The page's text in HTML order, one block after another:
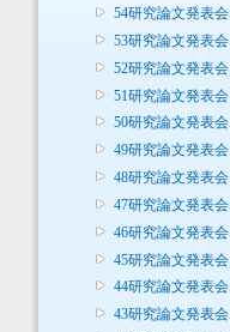
54研究論文発表会
53研究論文発表会
52研究論文発表会
51研究論文発表会
50研究論文発表会
49研究論文発表会
48研究論文発表会
47研究論文発表会
46研究論文発表会
45研究論文発表会
44研究論文発表会
43研究論文発表会